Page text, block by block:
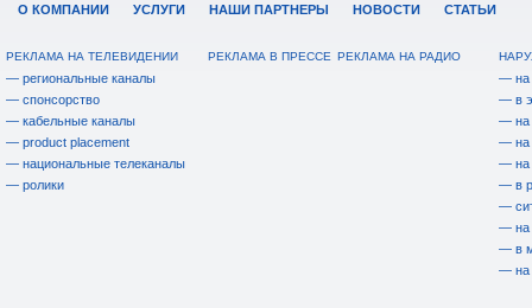
О КОМПАНИИ УСЛУГИ НАШИ ПАРТНЕРЫ НОВОСТИ СТАТЬИ
РЕКЛАМА НА ТЕЛЕВИДЕНИИ
— региональные каналы
— спонсорство
— кабельные каналы
— product placement
— национальные телеканалы
— ролики
РЕКЛАМА В ПРЕССЕ РЕКЛАМА НА РАДИО
— на
— в
— на
— на
— на
— в
—
— на
— в
— на